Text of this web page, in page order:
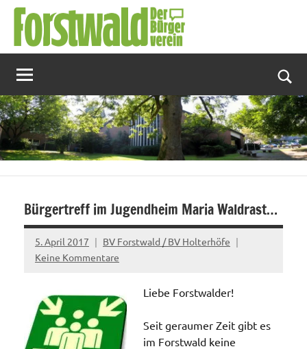
Zum
Inhalt
springen
Bürgertreff im Jugendheim Maria Waldrast…
5. April 2017
BV Forstwald / BV Holterhöfe
Keine Kommentare
Liebe Forstwalder!
Seit geraumer Zeit gibt es
im Forstwald keine